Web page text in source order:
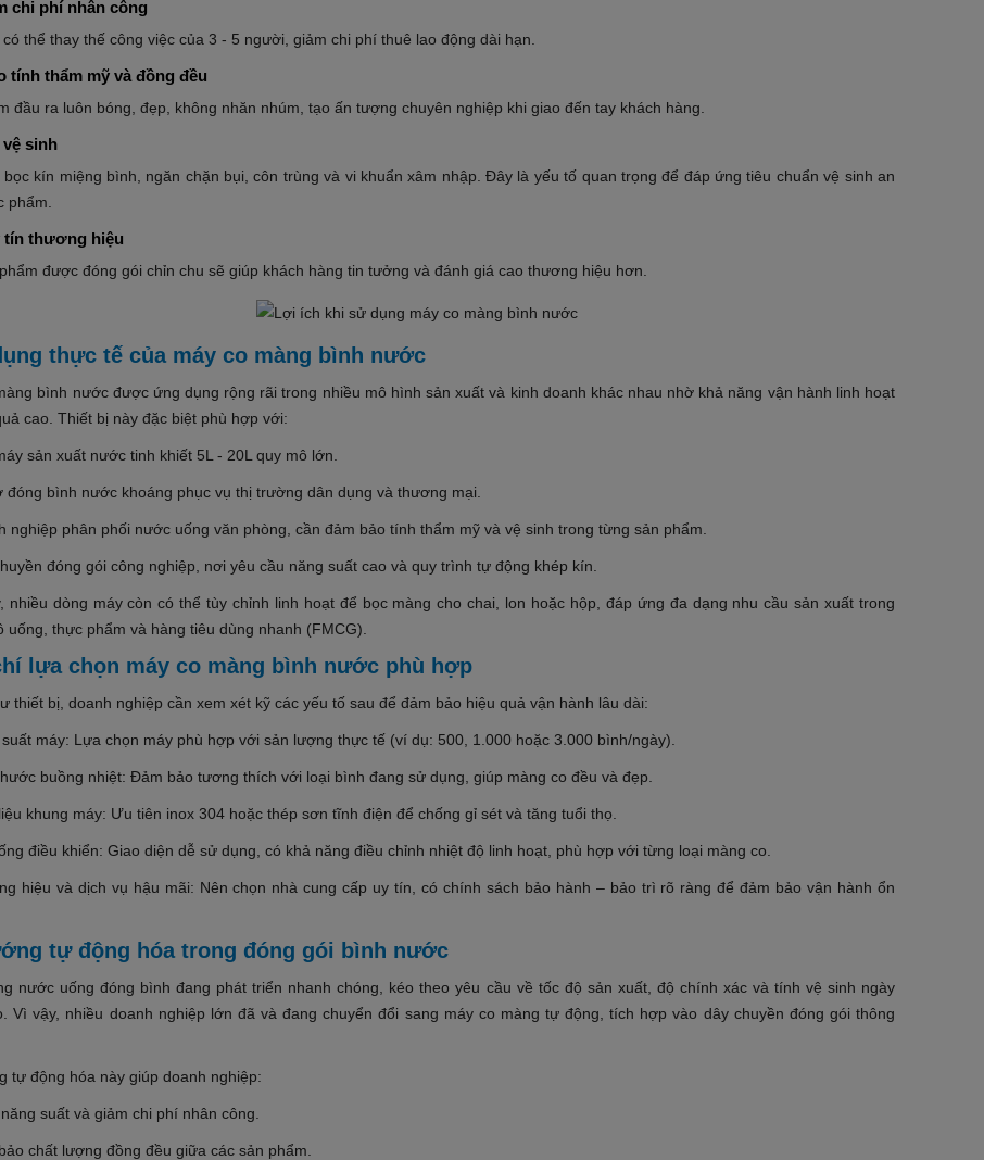
chi phí nhân công
thể thay thế công việc của 3 - 5 người, giảm chi phí thuê lao động dài hạn.
tính thẩm mỹ và đồng đều
đầu ra luôn bóng, đẹp, không nhăn nhúm, tạo ấn tượng chuyên nghiệp khi giao đến tay khách hàng.
sinh
bọc kín miệng bình, ngăn chặn bụi, côn trùng và vi khuẩn xâm nhập. Đây là yếu tố quan trọng để đáp ứng tiêu chuẩn vệ sinh an
phẩm.
tín thương hiệu
được đóng gói chỉn chu sẽ giúp khách hàng tin tưởng và đánh giá cao thương hiệu hơn.
thực tế của máy co màng bình nước
bình nước được ứng dụng rộng rãi trong nhiều mô hình sản xuất và kinh doanh khác nhau nhờ khả năng vận hành linh hoạt
cao. Thiết bị này đặc biệt phù hợp với:
sản xuất nước tinh khiết 5L - 20L quy mô lớn.
đóng bình nước khoáng phục vụ thị trường dân dụng và thương mại.
nghiệp phân phối nước uống văn phòng, cần đảm bảo tính thẩm mỹ và vệ sinh trong từng sản phẩm.
đóng gói công nghiệp, nơi yêu cầu năng suất cao và quy trình tự động khép kín.
nhiều dòng máy còn có thể tùy chỉnh linh hoạt để bọc màng cho chai, lon hoặc hộp, đáp ứng đa dạng nhu cầu sản xuất trong
uống, thực phẩm và hàng tiêu dùng nhanh (FMCG).
lựa chọn máy co màng bình nước phù hợp
thiết bị, doanh nghiệp cần xem xét kỹ các yếu tố sau để đảm bảo hiệu quả vận hành lâu dài:
máy: Lựa chọn máy phù hợp với sản lượng thực tế (ví dụ: 500, 1.000 hoặc 3.000 bình/ngày).
buồng nhiệt: Đảm bảo tương thích với loại bình đang sử dụng, giúp màng co đều và đẹp.
khung máy: Ưu tiên inox 304 hoặc thép sơn tĩnh điện để chống gỉ sét và tăng tuổi thọ.
điều khiển: Giao diện dễ sử dụng, có khả năng điều chỉnh nhiệt độ linh hoạt, phù hợp với từng loại màng co.
hiệu và dịch vụ hậu mãi: Nên chọn nhà cung cấp uy tín, có chính sách bảo hành – bảo trì rõ ràng để đảm bảo vận hành ổn
tự động hóa trong đóng gói bình nước
nước uống đóng bình đang phát triển nhanh chóng, kéo theo yêu cầu về tốc độ sản xuất, độ chính xác và tính vệ sinh ngày
Vì vậy, nhiều doanh nghiệp lớn đã và đang chuyển đổi sang máy co màng tự động, tích hợp vào dây chuyền đóng gói thông
tự động hóa này giúp doanh nghiệp:
suất và giảm chi phí nhân công.
chất lượng đồng đều giữa các sản phẩm.